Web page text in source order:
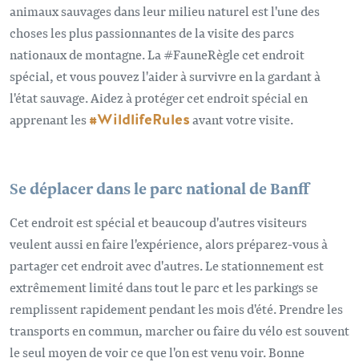
animaux sauvages dans leur milieu naturel est l'une des
choses les plus passionnantes de la visite des parcs
nationaux de montagne. La #FauneRègle cet endroit
spécial, et vous pouvez l'aider à survivre en la gardant à
l'état sauvage. Aidez à protéger cet endroit spécial en
apprenant les#WildlifeRulesavant votre visite.
Se déplacer dans le parc national de Banff
Cet endroit est spécial et beaucoup d'autres visiteurs
veulent aussi en faire l'expérience, alors préparez-vous à
partager cet endroit avec d'autres. Le stationnement est
extrêmement limité dans tout le parc et les parkings se
remplissent rapidement pendant les mois d'été. Prendre les
transports en commun, marcher ou faire du vélo est souvent
le seul moyen de voir ce que l'on est venu voir. Bonne